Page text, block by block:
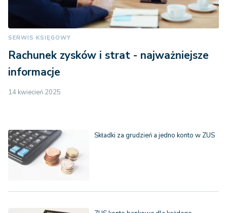
SERWIS KSIĘGOWY
Rachunek zysków i strat - najważniejsze
informacje
14 kwiecień 2025
Składki za grudzień a jedno konto w ZUS